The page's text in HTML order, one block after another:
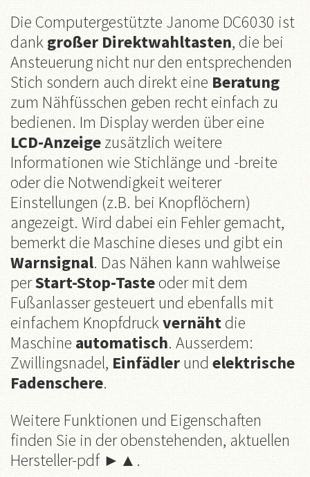
Die Computergestützte Janome DC6030 ist
dankgroßer Direktwahltasten, die bei
Ansteuerung nicht nur den entsprechenden
Stich sondern auch direkt eine Beratung
zum Nähfüsschen geben recht einfach zu
bedienen. Im Display werden über eine
LCD-Anzeigezusätzlich weitere
Informationen wie Stichlänge und -breite
oder die Notwendigkeit weiterer
Einstellungen (z.B. bei Knopflöchern)
angezeigt. Wird dabei ein Fehler gemacht,
bemerkt die Maschine dieses und gibt ein
Warnsignal. Das Nähen kann wahlweise
perStart-Stop-Tasteoder mit dem
Fußanlasser gesteuert und ebenfalls mit
einfachem Knopfdruckvernähtdie
Maschine automatisch. Ausserdem:
Zwillingsnadel, Einfädlerund elektrische
Fadenschere.
Weitere Funktionen und Eigenschaften
finden Sie in der obenstehenden, aktuellen
Hersteller-pdf ►▲.